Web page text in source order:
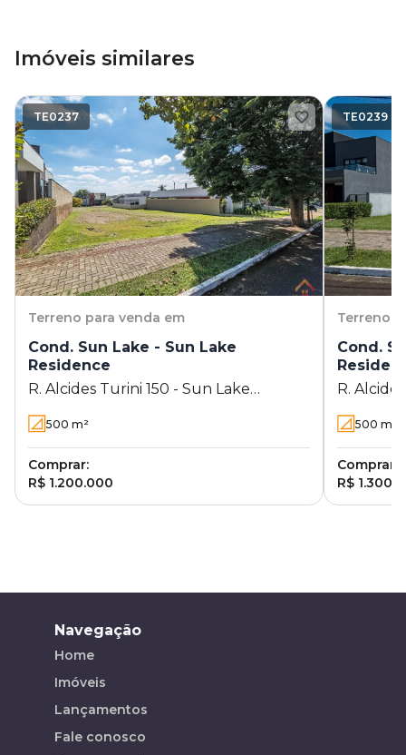
Imóveis similares
TE0237
Terreno para venda em
Cond. Sun Lake - Sun Lake
Residence
R. Alcides Turini 150 - Sun Lake
Residence - Londrina - PR
500 m²
Comprar:
R$ 1.200.000
TE0239
Terreno
Cond.
R.
500 m²
Comprar:
R$
Navegação
Home
Imóveis
Lançamentos
Fale conosco